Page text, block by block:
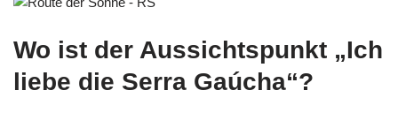
Wo ist der Aussichtspunkt „Ich
liebe die Serra Gaúcha“?